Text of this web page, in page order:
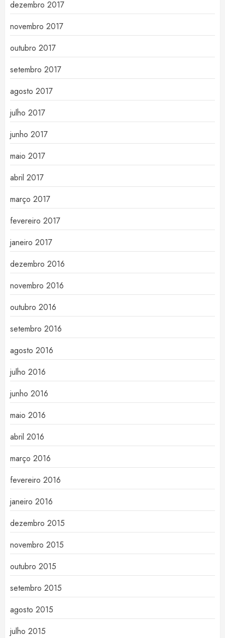
dezembro 2017
novembro 2017
outubro 2017
setembro 2017
agosto 2017
julho 2017
junho 2017
maio 2017
abril 2017
março 2017
fevereiro 2017
janeiro 2017
dezembro 2016
novembro 2016
outubro 2016
setembro 2016
agosto 2016
julho 2016
junho 2016
maio 2016
abril 2016
março 2016
fevereiro 2016
janeiro 2016
dezembro 2015
novembro 2015
outubro 2015
setembro 2015
agosto 2015
julho 2015